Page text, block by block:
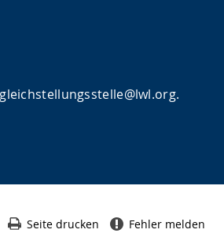
Seite drucken Fehler melden